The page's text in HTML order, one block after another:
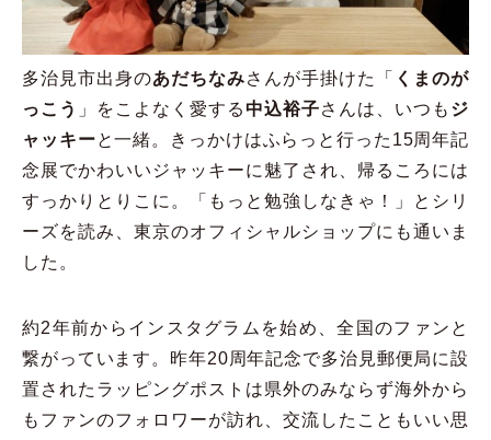
多治見市出身のあだちなみさんが手掛けた「
くまのが
っこう 」をこよなく愛する中込裕子さんは、いつも ジ
ャッキーと一緒。きっかけはふらっと行った15周年記
念展でかわいいジャッキーに魅了され、帰るころには
すっかりとりこに。「もっと勉強しなきゃ！」とシリ
ーズを読み、東京のオフィシャルショップにも通いま
した。
約2年前からインスタグラムを始め、全国のファンと
繋がっています。昨年20周年記念で多治見郵便局に設
置されたラッピングポストは県外のみならず海外から
もファンのフォロワーが訪れ、交流したこともいい思